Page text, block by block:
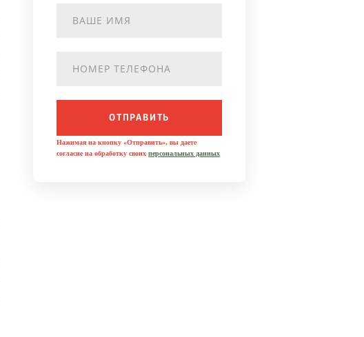
ОТПРАВИТЬ
Нажимая на кнопку «Отправить», вы даете
согласие на обработку своих персональных данных